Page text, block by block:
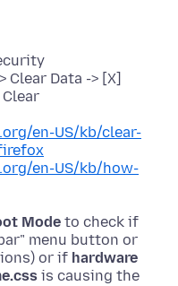
Clear Data -> [X]
Clear
en-US/kb/clear-
en-US/kb/how-
Mode to check if
menu button or
or if hardware
is causing the